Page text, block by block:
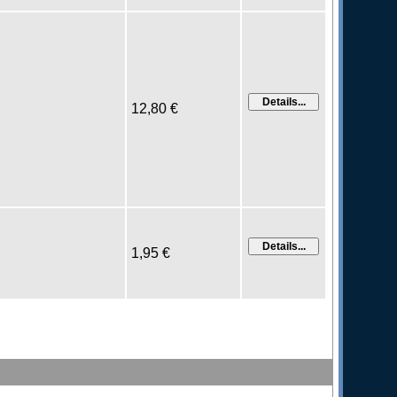
12,80 €
1,95 €